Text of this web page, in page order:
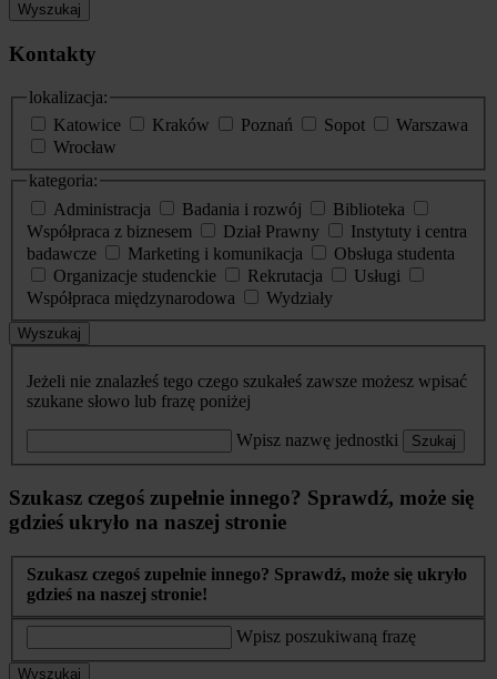
Wyszukaj
Kontakty
lokalizacja:
Katowice
Kraków Poznań Sopot
Warszawa
Wrocław
kategoria:
Administracja
Badania i rozwój
Biblioteka
Współpraca z biznesem
Dział Prawny
Instytuty i centra
badawcze
Marketing i komunikacja
Obsługa studenta
Organizacje studenckie
Rekrutacja
Usługi
Współpraca międzynarodowa
Wydziały
Wyszukaj
Jeżeli nie znalazłeś tego czego szukałeś zawsze możesz wpisać
szukane słowo lub frazę poniżej
Wpisz nazwę jednostki Szukaj
Szukasz czegoś zupełnie innego? Sprawdź, może się
gdzieś ukryło na naszej stronie
Szukasz czegoś zupełnie innego? Sprawdź, może się ukryło
gdzieś na naszej stronie!
Wpisz poszukiwaną frazę
Wyszukaj